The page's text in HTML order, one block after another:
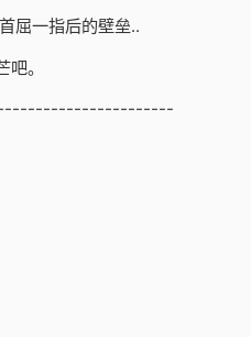
屈一指后的壁垒..
。